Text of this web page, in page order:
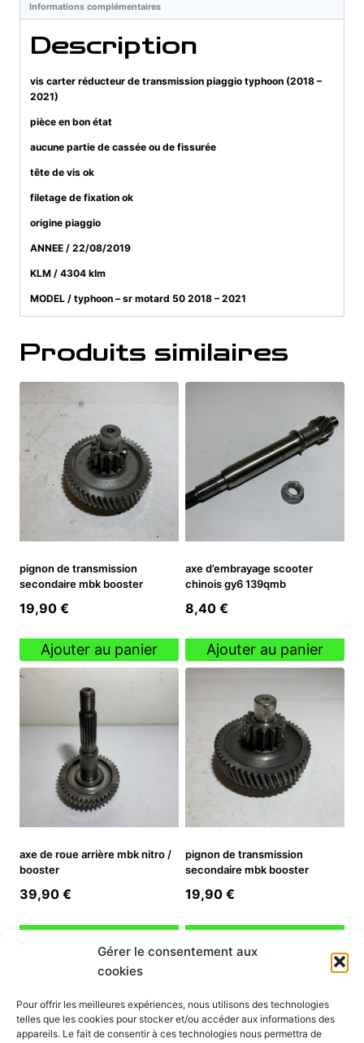
Gérer le consentement aux
cookies
Pour offrir les meilleures expériences, nous utilisons des technologies
telles que les cookies pour stocker et/ou accéder aux informations des
appareils. Le fait de consentir à ces technologies nous permettra de
typhoon
2021)
Informations complémentaires
Description
vis carter réducteur de transmission piaggio typhoon (2018 –
2021)
pièce en bon état
aucune partie de cassée ou de fissurée
tête de vis ok
filetage de fixation ok
origine piaggio
ANNEE / 22/08/2019
KLM / 4304 klm
MODEL / typhoon – sr motard 50 2018 – 2021
Produits similaires
pignon de transmission
secondaire mbk booster
19,90 €
Ajouter au panier
axe d’embrayage scooter
chinois gy6 139qmb
8,40 €
Ajouter au panier
axe de roue arrière mbk nitro /
booster
39,90 €
Ajouter au panier
pignon de transmission
secondaire mbk booster
19,90 €
Ajouter au panier
INFORMATION
Mon compte